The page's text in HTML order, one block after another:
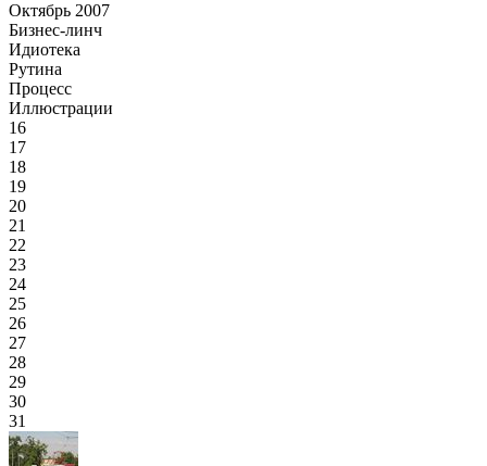
Октябрь 2007
Бизнес-линч
Идиотека
Рутина
Процесс
Иллюстрации
16
17
18
19
20
21
22
23
24
25
26
27
28
29
30
31